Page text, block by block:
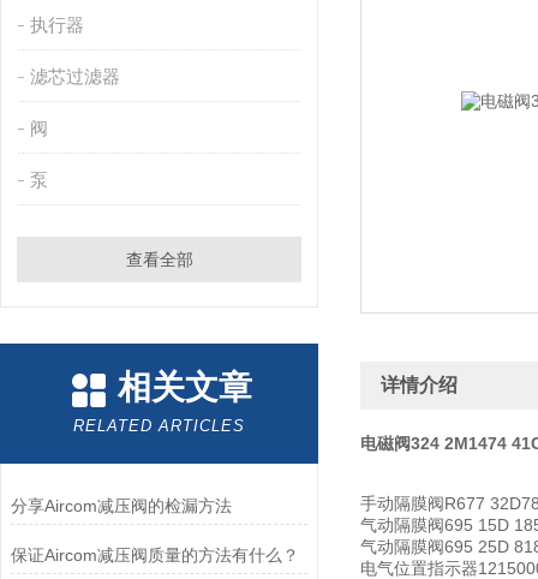
执行器
滤芯过滤器
阀
泵
查看全部
相关文章
RELATED ARTICLES
分享Aircom减压阀的检漏方法
保证Aircom减压阀质量的方法有什么？
详情介绍
电磁阀324 2M1474
手动隔膜阀R677
气动隔膜阀695 15D
气动隔膜阀695 25D
电气位置指示器